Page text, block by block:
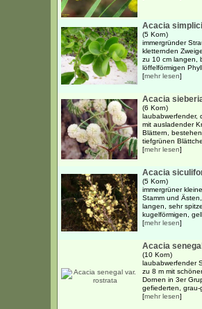
Acacia
(5 Korn)
immergründer
kletternden
zu 10 cm langen,
löffelförmigen
[mehr lesen]
Acacia
(6 Korn)
laubabwerfender,
mit ausladender
Blättern,
tiefgrünen
[mehr lesen]
Acacia
(5 Korn)
immergrüner
Stamm und
langen, sehr
kugelförmigen,
[mehr lesen]
Acacia
(10 Korn)
laubabwerfender
zu 8 m mit
Dornen in 3er
gefiederten,
[mehr lesen]